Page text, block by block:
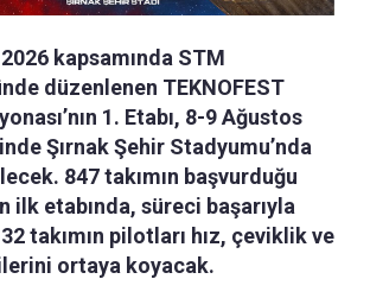
kapsamında STM
düzenlenen TEKNOFEST
1. Etabı, 8-9 Ağustos
Şırnak Şehir Stadyumu’nda
847 takımın başvurduğu
ilk etabında, süreci başarıyla
takımın pilotları hız, çeviklik ve
ortaya koyacak.